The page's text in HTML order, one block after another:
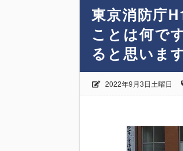
東京消防庁
ことは何で
ると思いま
2022年9月3日土曜日